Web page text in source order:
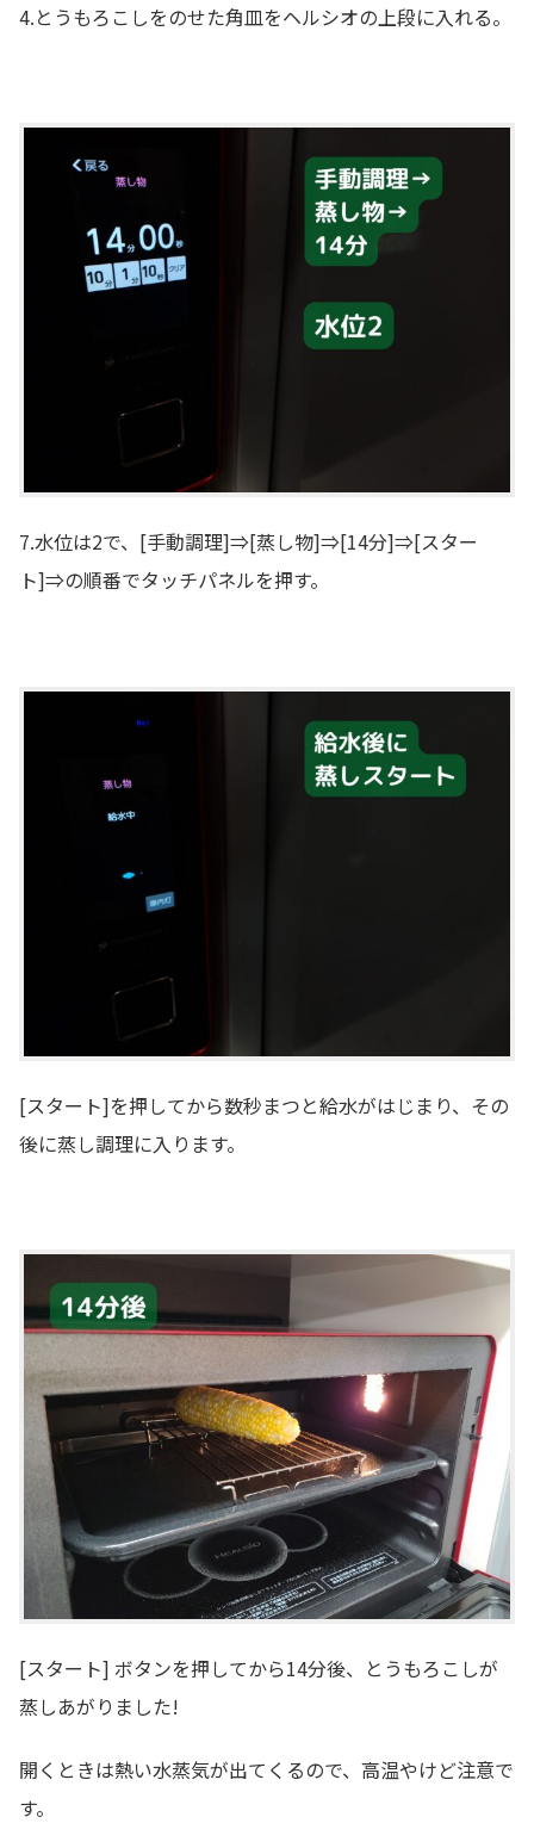
4.とうもろこしをのせた角皿をヘルシオの上段に入れる。
7.水位は2で、[手動調理]⇒[蒸し物]⇒[14分]⇒[スター
ト]⇒の順番でタッチパネルを押す。
[スタート]を押してから数秒まつと給水がはじまり、その
後に蒸し調理に入ります。
[スタート] ボタンを押してから14分後、とうもろこしが
蒸しあがりました!
開くときは熱い水蒸気が出てくるので、高温やけど注意で
す。